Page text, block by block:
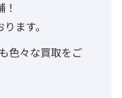
ます。
色々な買取をご